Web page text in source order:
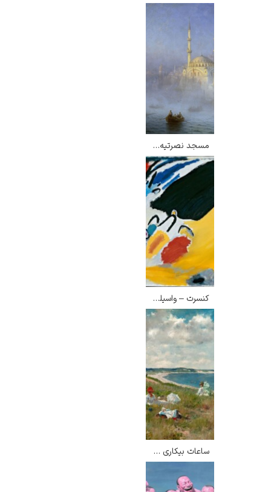
مسجد نصرتیه استانبول – ایوان آیوازوفسکی
کنسرت – واسیلی کاندینسکی
ساعات بیکاری – ویلیام مریت چیس